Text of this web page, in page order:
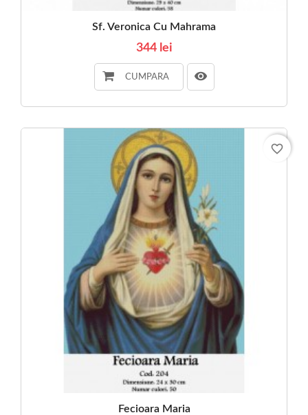
Sf. Veronica Cu Mahrama
344 lei
CUMPARA
Fecioara Maria
favorite_border